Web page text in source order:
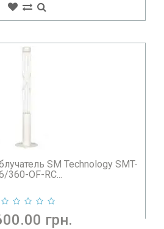
SM Technology SMT-
360-OF-RC...
грн.